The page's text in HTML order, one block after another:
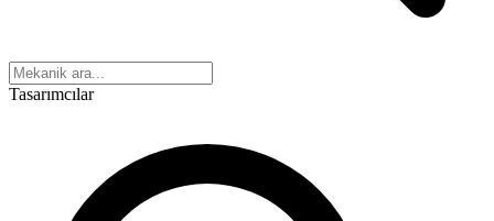
Tasarımcılar